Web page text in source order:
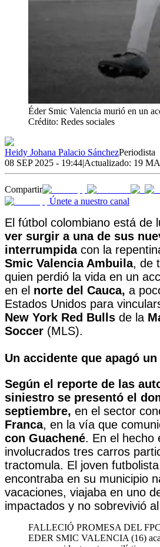
Éder Smic Valencia murió en un
Crédito: Redes sociales
Heidy Johana Palacio SánchezPeriodista
08 SEP 2025 - 19:44|Actualizado: 19
Compartir
Únete a nuestro canal
El fútbol colombiano está de
ver surgir a una de sus
interrumpida con la
Smic Valencia Ambuila, de
quien perdió la vida en un
en el norte del Cauca, a
Estados Unidos para
New York Red Bulls de la
Soccer (MLS).
Un accidente que apagó
Según el reporte de las
siniestro se presentó el
septiembre, en el sector
Franca, en la vía que
con Guachené. En el hecho
involucrados tres carros
tractomula. El joven
encontraba en su municipio
vacaciones, viajaba en uno
impactados y no sobrevivió
FALLECIÓ PROMESA DEL FPC
EDER SMIC VALENCIA (16)